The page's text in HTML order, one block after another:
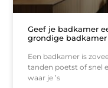
Geef je badkamer
grondige
Een badkamer is
tanden poetst of snel
waar je ’s